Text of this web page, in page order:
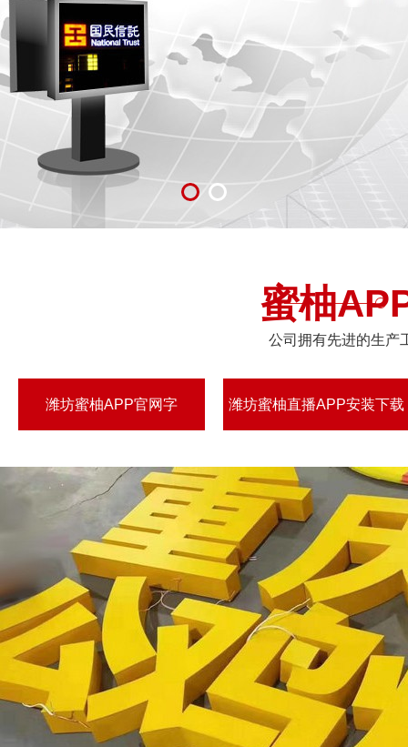
蜜柚
公司拥有先进的生产工
潍坊蜜柚APP官网字 潍坊蜜柚直播APP安装下载